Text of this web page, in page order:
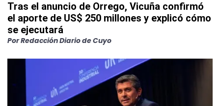
Tras el anuncio de Orrego, Vicuña confirmó
el aporte de US$ 250 millones y explicó cómo
se ejecutará
PorRedacción Diario de Cuyo